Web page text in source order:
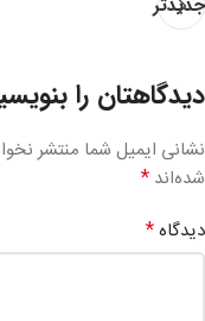
جدیدتر
دیدگاهتان را
نشانی ایمیل شما منتشر
شده‌اند *
دیدگاه*